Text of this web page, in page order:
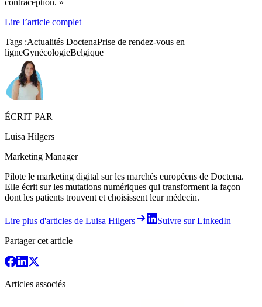
contraception. »
Lire l’article complet
Tags :Actualités DoctenaPrise de rendez-vous en
ligneGynécologieBelgique
ÉCRIT PAR
Luisa Hilgers
Marketing Manager
Pilote le marketing digital sur les marchés européens de Doctena.
Elle écrit sur les mutations numériques qui transforment la façon
dont les patients trouvent et choisissent leur médecin.
Lire plus d'articles de Luisa Hilgers
Suivre sur LinkedIn
Partager cet article
Articles associés